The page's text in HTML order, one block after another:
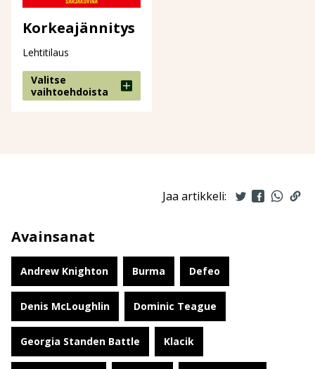
Korkeajännitys
Lehtitilaus
Valitse
vaihtoehdoista
Jaa artikkeli:
Avainsanat
Andrew Knighton Burma Defeo
Denis McLoughlin Dominic Teague
Georgia Standen Battle Klacik